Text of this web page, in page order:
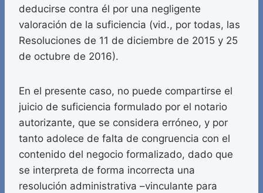
deducirse contra él por una negligente
valoración de la suficiencia (vid., por todas, las
Resoluciones de 11 de diciembre de 2015 y 25
de octubre de 2016).
En el presente caso, no puede compartirse el
juicio de suficiencia formulado por el notario
autorizante, que se considera erróneo, y por
tanto adolece de falta de congruencia con el
contenido del negocio formalizado, dado que
se interpreta de forma incorrecta una
resolución administrativa –vinculante para